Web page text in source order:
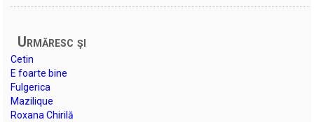
Urmăresc şi
Cetin
E foarte bine
Fulgerica
Mazilique
Roxana Chirilă